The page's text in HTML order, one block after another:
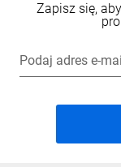
Zapisz się,
Podaj adres e-